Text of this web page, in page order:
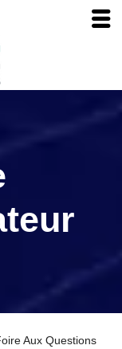
Aux Questions